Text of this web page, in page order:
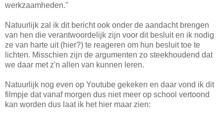
werkzaamheden."
Natuurlijk zal ik dit bericht ook onder de aandacht brengen
van hen die verantwoordelijk zijn voor dit besluit en ik nodig
ze van harte uit (hier?) te reageren om hun besluit toe te
lichten. Misschien zijn de argumenten zo steekhoudend dat
we daar met z'n allen van kunnen leren.
Natuurlijk nog even op Youtube gekeken en daar vond ik dit
filmpje dat vanaf morgen dus niet meer op school vertoond
kan worden dus laat ik het hier maar zien: